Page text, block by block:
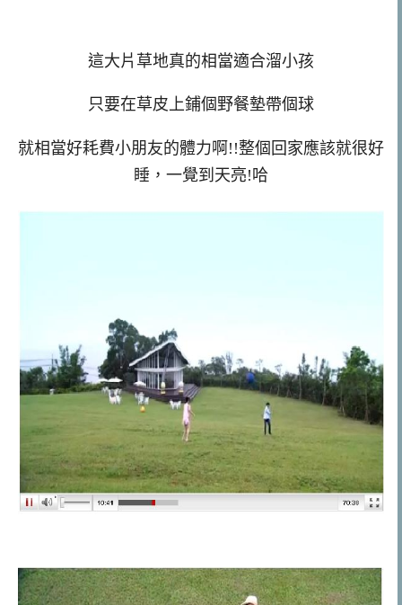
這大片草地真的相當適合溜小孩
只要在草皮上鋪個野餐墊帶個球
就相當好耗費小朋友的體力啊!!整個回家應該就很好
睡，一覺到天亮!哈